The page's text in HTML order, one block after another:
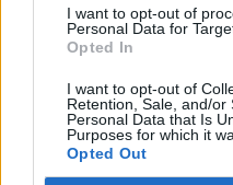
I want to opt-out of
Personal Data for
Opted In
I want to opt-out of
Retention, Sale, and/or
Personal Data that Is
Purposes for which it
Opted Out
Ώρα να
ρολόγια μία ώρα
16.10.25
Την Κυριακή 26
ξαναζήσουμε το πιο